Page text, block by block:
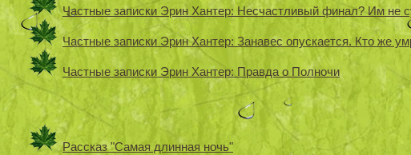
Частные записки Эрин Хантер: Несчастливый финал? Им не
Частные записки Эрин Хантер: Занавес опускается. Кто же
Частные записки Эрин Хантер: Правда о Полночи
Рассказ "Самая длинная ночь"